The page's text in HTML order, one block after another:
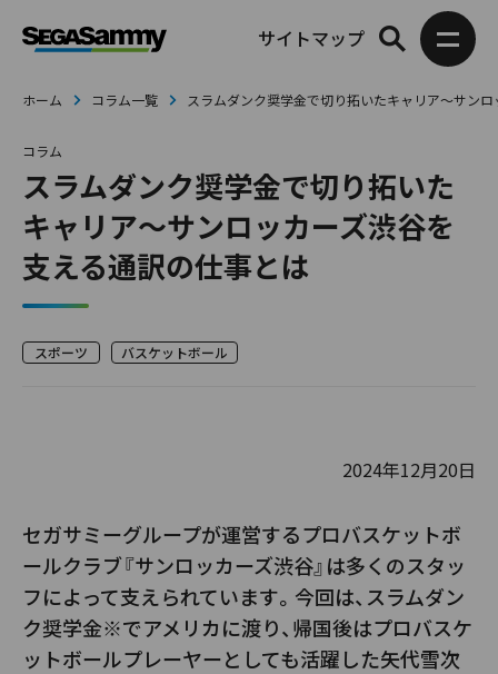
サイトマップ
ホーム コラム一覧 スラムダンク奨学金で切り拓いたキャリア～サン
コラム
スラムダンク奨学金で切り拓いた
キャリア～サンロッカーズ渋谷を
支える通訳の仕事とは
スポーツ バスケットボール
2024年12月20日
セガサミーグループが運営するプロバスケットボ
ールクラブ『サンロッカーズ渋谷』は多くのスタッ
フによって支えられています。今回は、スラムダン
ク奨学金※でアメリカに渡り、帰国後はプロバスケ
ットボールプレーヤーとしても活躍した矢代雪次